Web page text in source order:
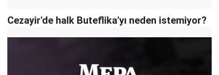
Cezayir'de halk Buteflika'yı neden istemiyor?